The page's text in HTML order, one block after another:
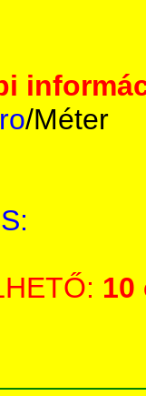
/Méter
10